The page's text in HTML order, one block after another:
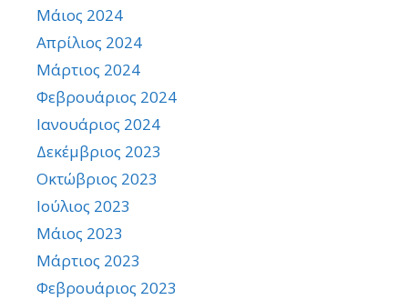
Μάιος 2024
Απρίλιος 2024
Μάρτιος 2024
Φεβρουάριος 2024
Ιανουάριος 2024
Δεκέμβριος 2023
Οκτώβριος 2023
Ιούλιος 2023
Μάιος 2023
Μάρτιος 2023
Φεβρουάριος 2023